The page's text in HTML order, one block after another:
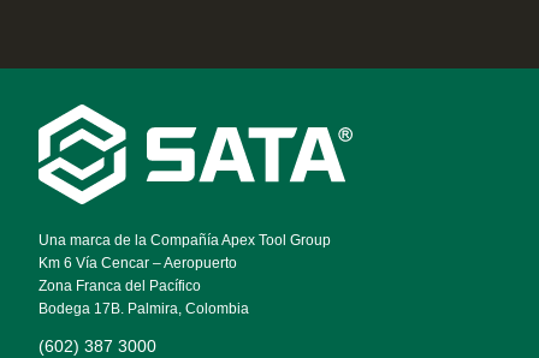
Footer
Navigation
Una marca de la Compañía Apex Tool Group
Km 6 Vía Cencar – Aeropuerto
Zona Franca del Pacífico
Bodega 17B. Palmira, Colombia
(602) 387 3000